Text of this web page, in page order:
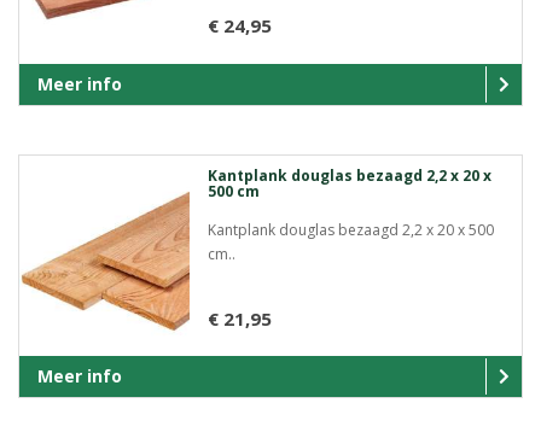
€ 24,95
Meer info
Kantplank douglas bezaagd 2,2 x 20 x
500 cm
Kantplank douglas bezaagd 2,2 x 20 x 500
cm..
€ 21,95
Meer info